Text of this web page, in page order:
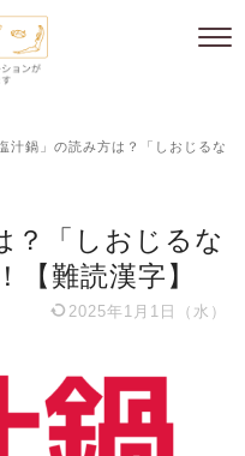
塩汁鍋」の読み方は？「しおじるな
？「しおじるな
【難読漢字】
2025年1月1日（水）